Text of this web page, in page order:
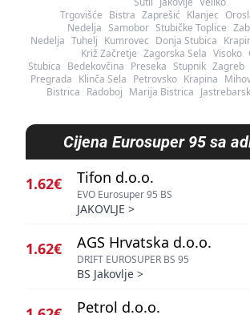
Trgovišće Bistra Zaprešić Klanjec
Nedelja Samobor Stubičke Toplice
Nedelja Tuhelj Kumrovec Donja Stubica
Križ Začretje Zagorska Sela Visoko
Stubica Bedekovčina Preseka Stupnik Zagreb
Pregrada Klinča Sela Petrovsko Krapina
Bistrica Radoboj Marija Bistrica
Cijena Eurosuper 95 sa
1.62€ Tifon d.o.o.
EVO Eurosuper 95 BS
JAKOVLJE >
1.62€ AGS Hrvatska d.o.o.
DRIFT EUROSUPER BS 95
BS Jakovlje >
Petrol d.o.o.